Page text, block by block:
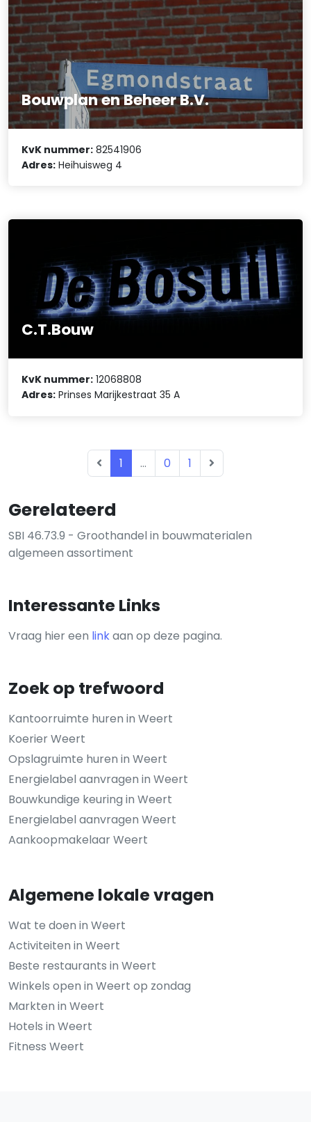
Gerelateerd
SBI 46.73.9 - Groothandel in bouwmaterialen
algemeen assortiment
Interessante Links
Vraag hier een linkaan op deze pagina.
Zoek op trefwoord
Kantoorruimte huren in Weert
Koerier Weert
Opslagruimte huren in Weert
Energielabel aanvragen in Weert
Bouwkundige keuring in Weert
Energielabel aanvragen Weert
Aankoopmakelaar Weert
Algemene lokale vragen
Wat te doen in Weert
Activiteiten in Weert
Beste restaurants in Weert
Winkels open in Weert op zondag
Markten in Weert
Hotels in Weert
Fitness Weert
Bouwplan en Beheer B.V.
KvK nummer: 82541906
Adres: Heihuisweg 4
C.T.Bouw
KvK nummer: 12068808
Adres: Prinses Marijkestraat 35 A
1 ... 0 1